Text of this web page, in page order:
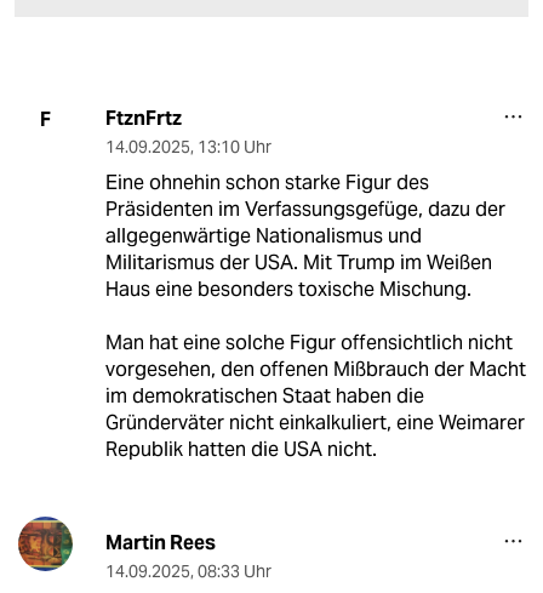
F FtznFrtz
14.09.2025, 13:10 Uhr
Eine ohnehin schon starke Figur des
Präsidenten im Verfassungsgefüge, dazu der
allgegenwärtige Nationalismus und
Militarismus der USA. Mit Trump im Weißen
Haus eine besonders toxische Mischung.
Man hat eine solche Figur offensichtlich nicht
vorgesehen, den offenen Mißbrauch der Macht
im demokratischen Staat haben die
Gründerväter nicht einkalkuliert, eine Weimarer
Republik hatten die USA nicht.
Martin Rees
14.09.2025, 08:33 Uhr